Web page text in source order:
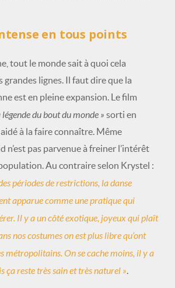
en tous points
tout le monde sait à quoi cela
grandes lignes. Il faut dire que la
est en pleine expansion. Le film
du bout du monde » sorti en
à la faire connaître. Même
n’est pas parvenue à freiner l’intérêt
Au contraire selon Krystel :
périodes de restrictions, la danse
apparue comme une pratique qui
Il y a un côté exotique, joyeux qui plaît
nos costumes on est plus libre qu’ont
métropolitains. On se cache moins, il y a
ça reste très sain et très naturel ».